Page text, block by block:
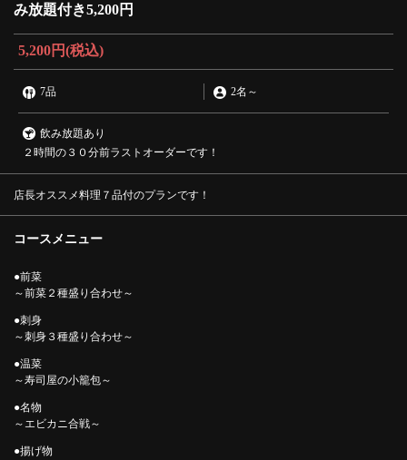
み放題付き5,200円
5,200円(税込)
7品 2名 ～
飲み放題あり
２時間の３０分前ラストオーダーです！
店長オススメ料理７品付のプランです！
コースメニュー
●前菜
～前菜２種盛り合わせ～
●刺身
～刺身３種盛り合わせ～
●温菜
～寿司屋の小籠包～
●名物
～エビカニ合戦～
●揚げ物